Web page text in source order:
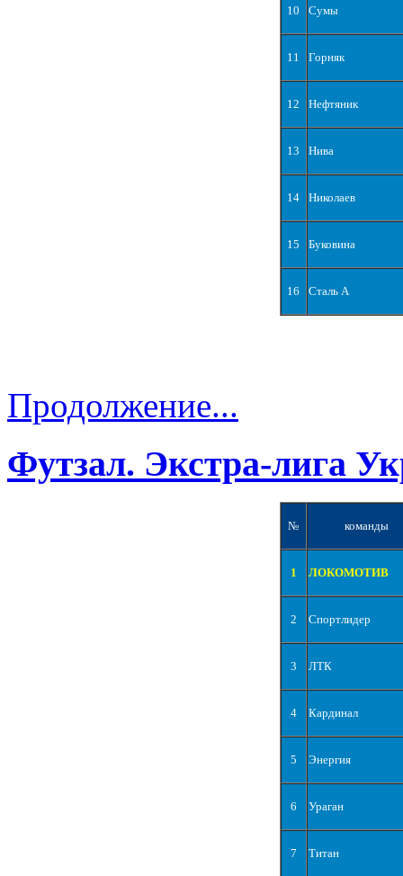
10 Сумы
11 Горняк
12 Нефтяник
13 Нива
14 Николаев
15 Буковина
16 Сталь А
Продолжение...
Футзал. Экстра-лига
№ команды
1 ЛОКОМОТИВ
2 Спортлидер
3 ЛТК
4 Кардинал
5 Энергия
6 Ураган
7 Титан